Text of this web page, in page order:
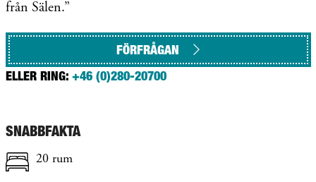
från Sälen.”
FÖRFRÅGAN
ELLER RING: +46 (0)280-20700
SNABBFAKTA
20 rum